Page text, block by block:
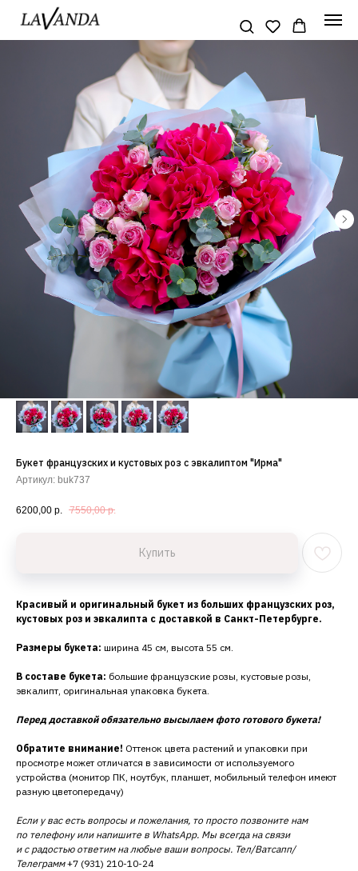
Букет французских и кустовых роз с эвкалиптом "Ирма"
Артикул: buk737
6200,00 р. 7550,00 р.
Купить
Красивый и оригинальный букет из больших французских роз,
кустовых роз и эвкалипта с доставкой в Санкт-Петербурге.
Размеры букета: ширина 45 см, высота 55 см.
В составе букета: большие французские розы, кустовые розы,
эвкалипт, оригинальная упаковка букета.
Перед доставкой обязательно высылаем фото готового букета!
Обратите внимание! Оттенок цвета растений и упаковки при
просмотре может отличатся в зависимости от используемого
устройства (монитор ПК, ноутбук, планшет, мобильный телефон имеют
разную цветопередачу)
Если у вас есть вопросы и пожелания, то просто позвоните нам
по телефону или напишите в WhatsApp. Мы всегда на связи
и с радостью ответим на любые ваши вопросы. Тел/Ватсапп/
Телеграмм+7 (931) 210-10-24